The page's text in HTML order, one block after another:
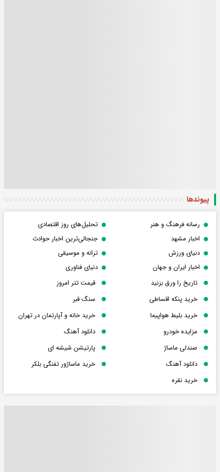
پیوندها
رسانه فرهنگ و هنر
تحلیل‌های روز اقتصادی
اخبار مشهد
جنجالی‌ترین اخبار حوادث
دنیای ورزش
ترانه و موسیقی
اخبار ایران و جهان
دنیای فناوری
تاریخ را ورق بزنید
قیمت تتر امروز
خرید پنکه اقساطی
سنگ قبر
خرید بلیط هواپیما
خرید خانه و آپارتمان در تهران
مزایده خودرو
دانلود آهنگ
صندلی ماساژ
پارتیشن شیشه ای
دانلود آهنگ
خرید ماساژور تفنگی بلکر
خرید نقره